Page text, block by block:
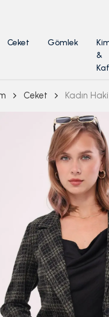
Ceket Gömlek
&
Ceket Kadın